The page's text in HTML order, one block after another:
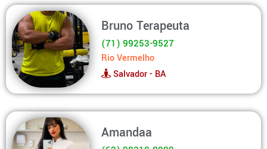
Bruno Terapeuta
(71) 99253-9527
Rio Vermelho
Salvador - BA
Amandaa